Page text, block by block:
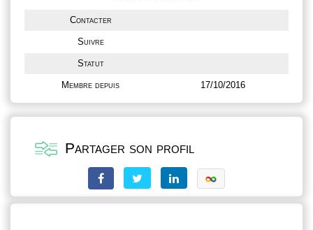
Contacter
Suivre
Statut
Membre depuis 17/10/2016
Partager son profil